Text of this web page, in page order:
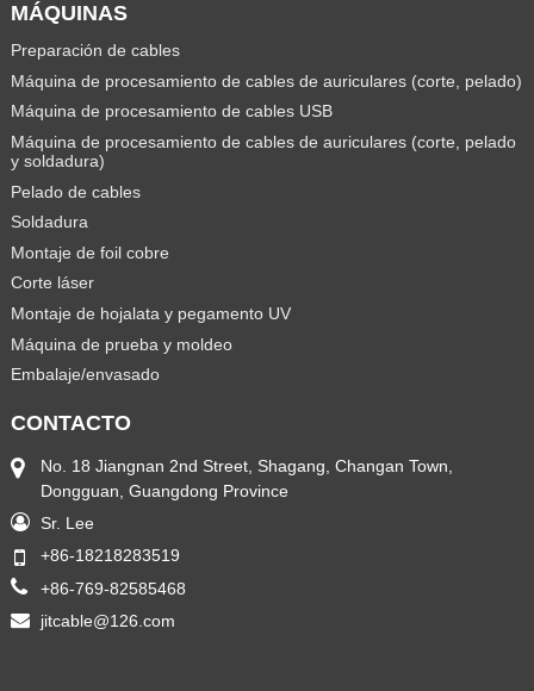
MÁQUINAS
Preparación de cables
Máquina de procesamiento de cables de auriculares (corte, pelado)
Máquina de procesamiento de cables USB
Máquina de procesamiento de cables de auriculares (corte, pelado
y soldadura)
Pelado de cables
Soldadura
Montaje de foil cobre
Corte láser
Montaje de hojalata y pegamento UV
Máquina de prueba y moldeo
Embalaje/envasado
CONTACTO
No. 18 Jiangnan 2nd Street, Shagang, Changan Town,
Dongguan, Guangdong Province
Sr. Lee
+86-18218283519
+86-769-82585468
jitcable@126.com